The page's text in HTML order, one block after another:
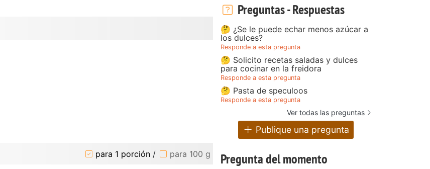
para 1 porción / para 100 g
Preguntas - Respuestas
🤔 ¿Se le puede echar menos azúcar a
los dulces?
Responde a esta pregunta
🤔 Solicito recetas saladas y dulces
para cocinar en la freidora
Responde a esta pregunta
🤔 Pasta de speculoos
Responde a esta pregunta
Ver todas las preguntas
Publique una pregunta
Pregunta del momento